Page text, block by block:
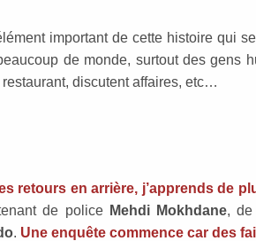
important de cette histoire qui
de monde, surtout des gens
restaurant, discutent affaires, etc…
retours en arrière, j’apprends de
de police Mehdi Mokhdane, de
. Une enquête commence car des